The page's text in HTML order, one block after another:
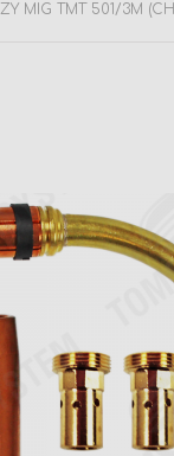
MIG TMT 501/3M